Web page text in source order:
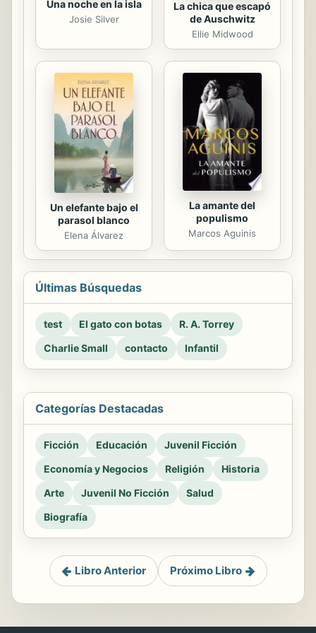
Una noche en la isla
Josie Silver
La chica que escapó
de Auschwitz
Ellie Midwood
Un elefante bajo el
parasol blanco
Elena Álvarez
La amante del
populismo
Marcos Aguinis
Últimas Búsquedas
test El gato con botas
R. A. Torrey
Charlie Small
contacto Infantil
Categorías Destacadas
Ficción Educación
Juvenil Ficción
Economía y Negocios
Religión
Historia
Arte
Juvenil No Ficción
Salud
Biografía
Libro Anterior Próximo Libro